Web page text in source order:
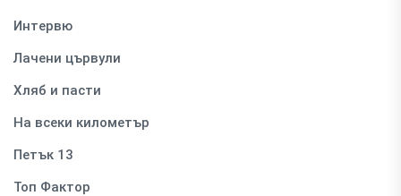
Интервю
Лачени цървули
Хляб и пасти
На всеки километър
Петък 13
Топ Фактор